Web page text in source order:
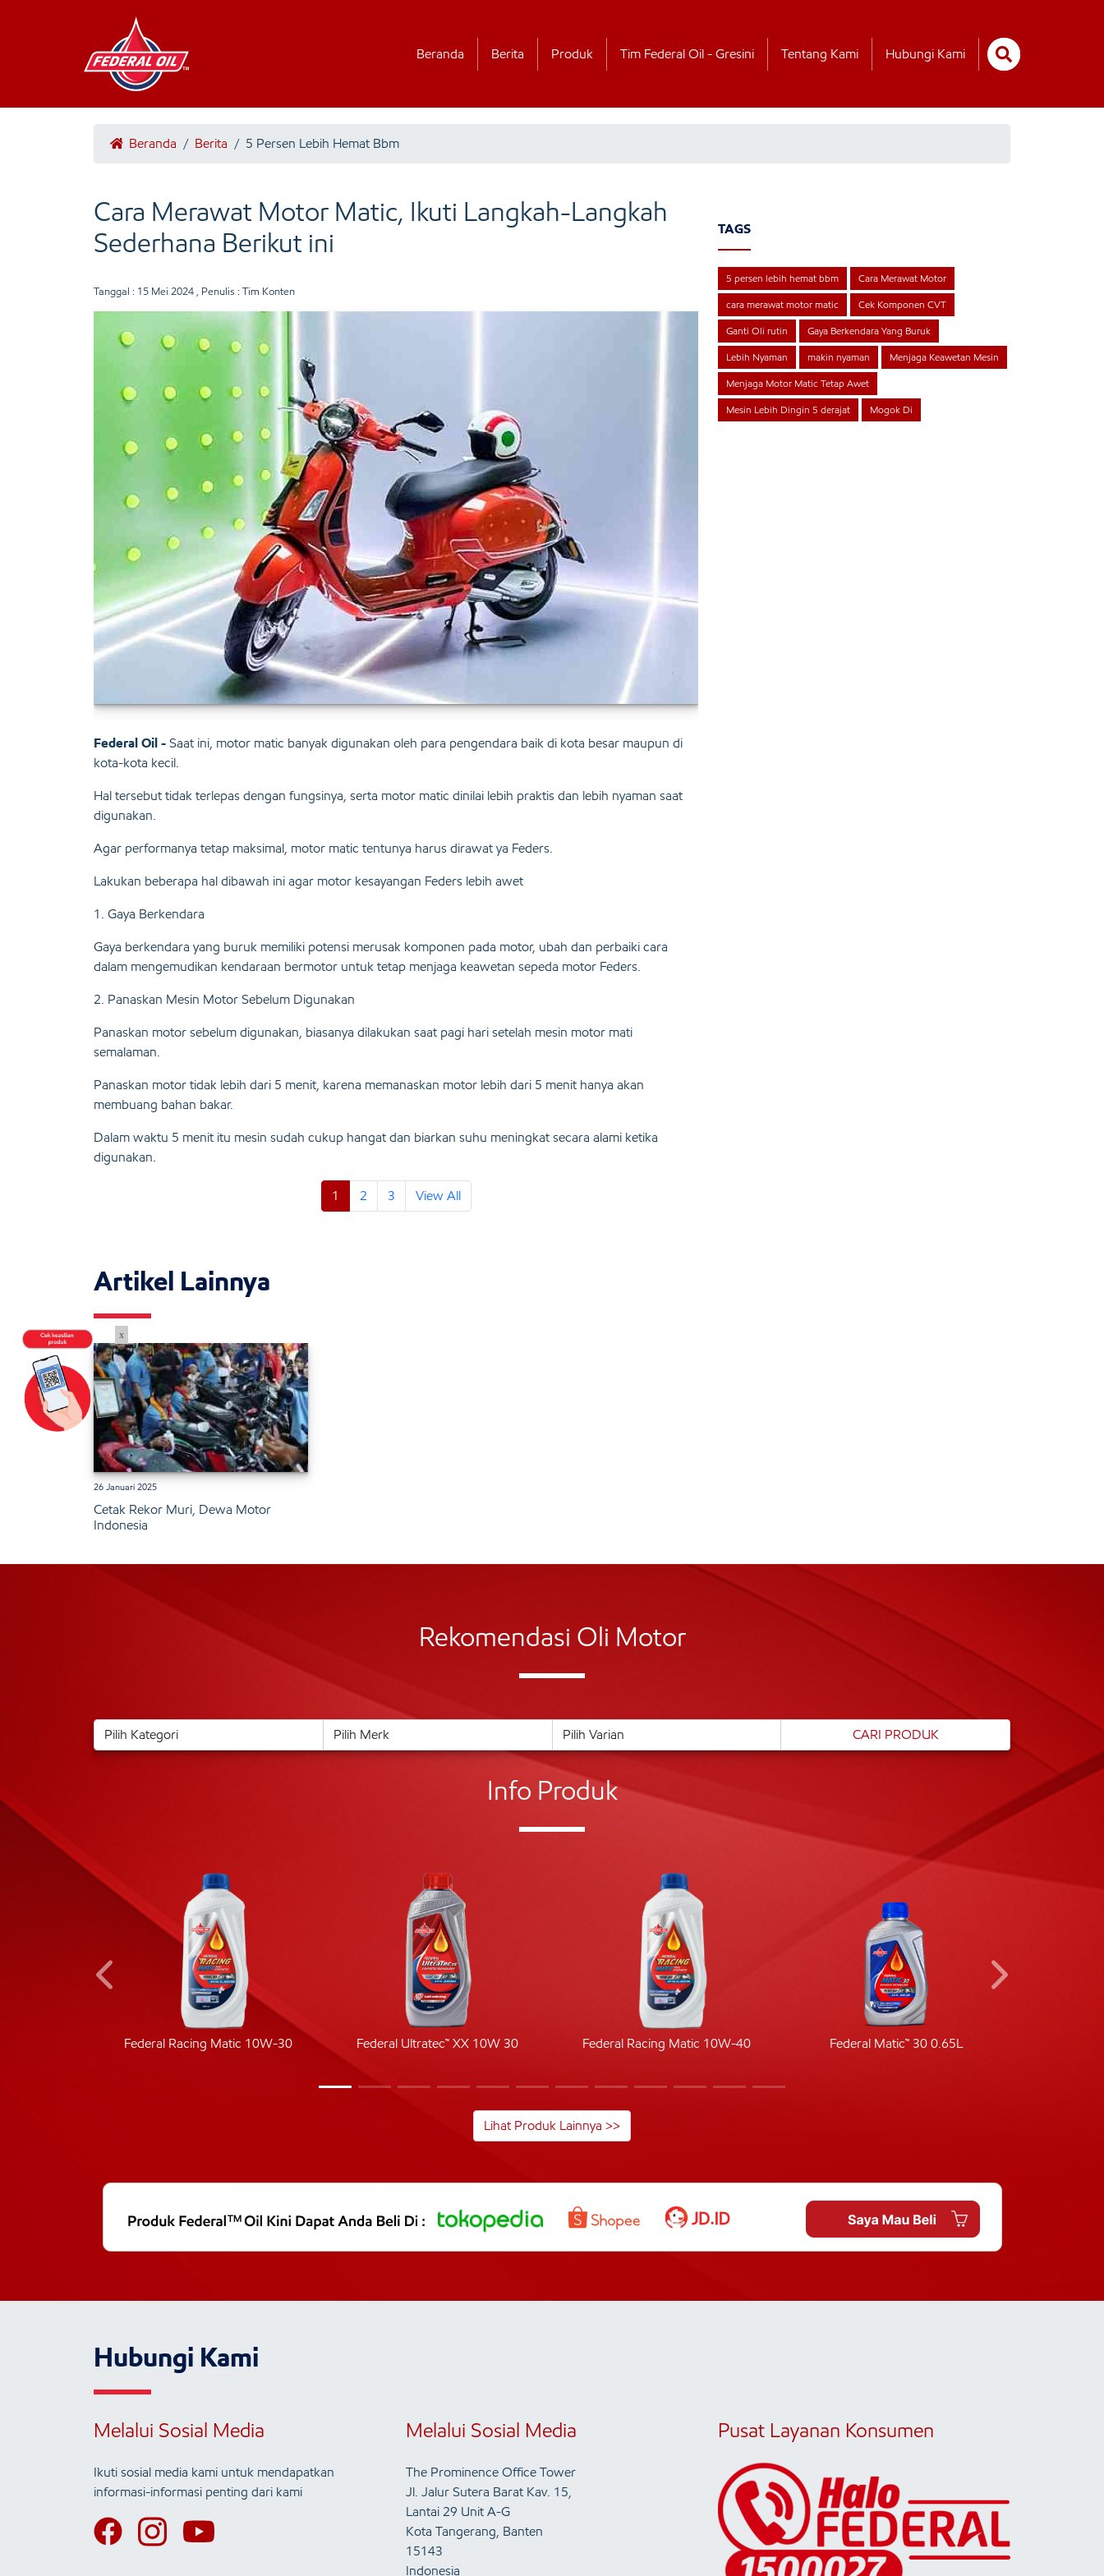
Beranda Berita Produk Tim Federal Oil - Gresini Tentang Kami Hubungi Kami
Beranda / Berita / 5 Persen Lebih Hemat Bbm
Cara Merawat Motor Matic, Ikuti Langkah-Langkah
Sederhana Berikut ini
Tanggal : 15 Mei 2024 , Penulis : Tim Konten
Federal Oil - Saat ini, motor matic banyak digunakan oleh para pengendara baik di kota besar maupun di
kota-kota kecil.
Hal tersebut tidak terlepas dengan fungsinya, serta motor matic dinilai lebih praktis dan lebih nyaman saat
digunakan.
Agar performanya tetap maksimal, motor matic tentunya harus dirawat ya Feders.
Lakukan beberapa hal dibawah ini agar motor kesayangan Feders lebih awet
1. Gaya Berkendara
Gaya berkendara yang buruk memiliki potensi merusak komponen pada motor, ubah dan perbaiki cara
dalam mengemudikan kendaraan bermotor untuk tetap menjaga keawetan sepeda motor Feders.
2. Panaskan Mesin Motor Sebelum Digunakan
Panaskan motor sebelum digunakan, biasanya dilakukan saat pagi hari setelah mesin motor mati
semalaman.
Panaskan motor tidak lebih dari 5 menit, karena memanaskan motor lebih dari 5 menit hanya akan
membuang bahan bakar.
Dalam waktu 5 menit itu mesin sudah cukup hangat dan biarkan suhu meningkat secara alami ketika
digunakan.
1 2 3 View All
TAGS
5 persen lebih hemat bbm Cara Merawat Motor
cara merawat motor matic Cek Komponen CVT
Ganti Oli rutin Gaya Berkendara Yang Buruk
Lebih Nyaman makin nyaman Menjaga Keawetan Mesin
Menjaga Motor Matic Tetap Awet
Mesin Lebih Dingin 5 derajat Mogok Di
Artikel Lainnya
26 Januari 2025
Cetak Rekor Muri, Dewa Motor
Indonesia
Rekomendasi Oli Motor
Info Produk
Federal Racing Matic 10W-30 Federal Ultratec™ XX 10W 30 Federal Racing Matic 10W-40 Federal Matic™ 30 0.65L
Lihat Produk Lainnya >>
Hubungi Kami
Melalui Sosial Media
Ikuti sosial media kami untuk mendapatkan
informasi-informasi penting dari kami
Melalui Sosial Media
The Prominence Office Tower
Jl. Jalur Sutera Barat Kav. 15,
Lantai 29 Unit A-G
Kota Tangerang, Banten
15143
Indonesia
Pusat Layanan Konsumen
x